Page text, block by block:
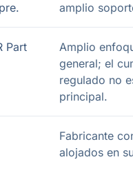
amplio
Part
Amplio
general; el
regulado no
principal.
Fabricante
alojados en